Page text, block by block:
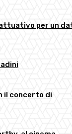
per un
il concerto di